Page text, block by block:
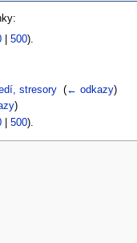
| 500).
stresory‎ (← odkazy)
)
| 500).